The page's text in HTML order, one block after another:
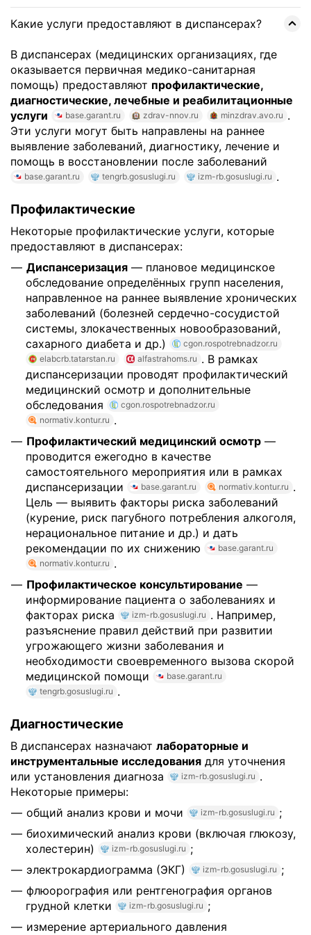
Какие услуги предоставляют в диспансерах?
В диспансерах (медицинских организациях, где
оказывается первичная медико-санитарная
помощь) предоставляют профилактические,
диагностические, лечебные и реабилитационные
услуги
base.garant.ru zdrav-nnov.ru minzdrav.avo.ru .
Эти услуги могут быть направлены на раннее
выявление заболеваний, диагностику, лечение и
помощь в восстановлении после заболеваний
base.garant.ru tengrb.gosuslugi.ru izm-rb.gosuslugi.ru .
Профилактические
Некоторые профилактические услуги, которые
предоставляют в диспансерах:
Диспансеризация — плановое медицинское
обследование определённых групп населения,
направленное на раннее выявление хронических
заболеваний (болезней сердечно-сосудистой
системы, злокачественных новообразований,
сахарного диабета и др.)
cgon.rospotrebnadzor.ru
elabcrb.tatarstan.ru
alfastrahoms.ru . В рамках
диспансеризации проводят профилактический
медицинский осмотр и дополнительные
обследования
cgon.rospotrebnadzor.ru
normativ.kontur.ru .
Профилактический медицинский осмотр —
проводится ежегодно в качестве
самостоятельного мероприятия или в рамках
диспансеризации
base.garant.ru normativ.kontur.ru .
Цель — выявить факторы риска заболеваний
(курение, риск пагубного потребления алкоголя,
нерациональное питание и др.) и дать
рекомендации по их снижению
base.garant.ru
normativ.kontur.ru .
Профилактическое консультирование —
информирование пациента о заболеваниях и
факторах риска
izm-rb.gosuslugi.ru . Например,
разъяснение правил действий при развитии
угрожающего жизни заболевания и
необходимости своевременного вызова скорой
медицинской помощи
base.garant.ru
tengrb.gosuslugi.ru .
Диагностические
В диспансерах назначают лабораторные и
инструментальные исследования для уточнения
или установления диагноза
izm-rb.gosuslugi.ru .
Некоторые примеры:
общий анализ крови и мочи
izm-rb.gosuslugi.ru ;
биохимический анализ крови (включая глюкозу,
холестерин)
izm-rb.gosuslugi.ru ;
электрокардиограмма (ЭКГ)
izm-rb.gosuslugi.ru ;
флюорография или рентгенография органов
грудной клетки
izm-rb.gosuslugi.ru ;
измерение артериального давления